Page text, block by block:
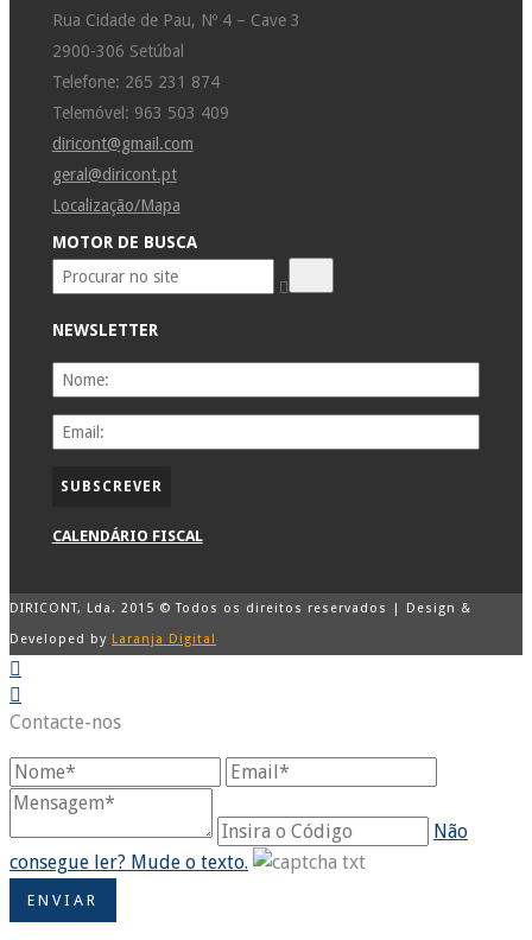
Rua Cidade de Pau, Nº 4 – Cave 3
2900-306 Setúbal
Telefone: 265 231 874
Telemóvel: 963 503 409
diricont@gmail.com
geral@diricont.pt
Localização/Mapa
MOTOR DE BUSCA
NEWSLETTER
CALENDÁRIO FISCAL
DIRICONT, Lda. 2015 © Todos os direitos reservados | Design &
Developed by Laranja Digital
Contacte-nos
Não
consegue ler? Mude o texto.
ENVIAR